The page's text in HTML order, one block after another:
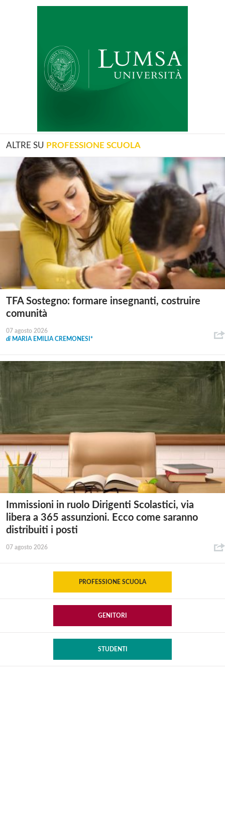
ALTRE SU PROFESSIONE SCUOLA
TFA Sostegno: formare insegnanti, costruire
comunità
07 agosto 2026
di MARIA EMILIA CREMONESI*
Immissioni in ruolo Dirigenti Scolastici, via
libera a 365 assunzioni. Ecco come saranno
distribuiti i posti
07 agosto 2026
PROFESSIONE SCUOLA
GENITORI
STUDENTI